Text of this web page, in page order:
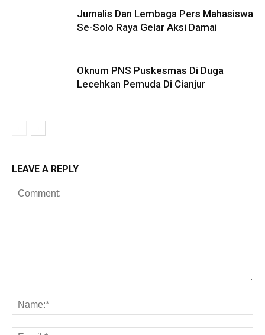
Jurnalis Dan Lembaga Pers Mahasiswa
Se-Solo Raya Gelar Aksi Damai
Oknum PNS Puskesmas Di Duga
Lecehkan Pemuda Di Cianjur
LEAVE A REPLY